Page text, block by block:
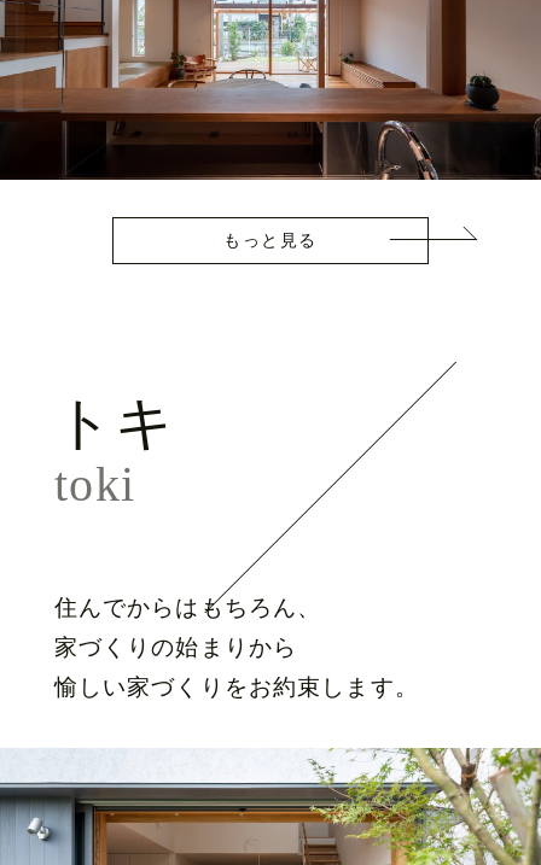
もっと見る
トキ
toki
住んでからはもちろん、
家づくりの始まりから
愉しい家づくりをお約束します。